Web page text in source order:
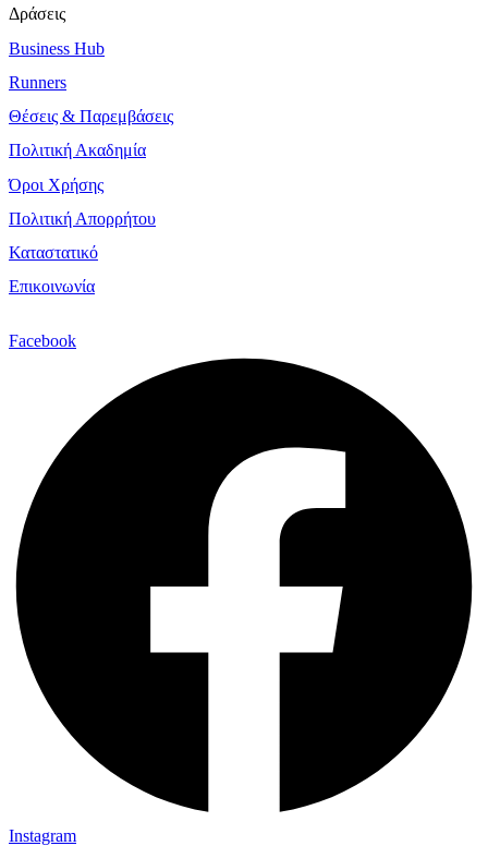
Δράσεις
Business Hub
Runners
Θέσεις & Παρεμβάσεις
Πολιτική Ακαδημία
Όροι Χρήσης
Πολιτική Απορρήτου
Καταστατικό
Επικοινωνία
Facebook
Instagram